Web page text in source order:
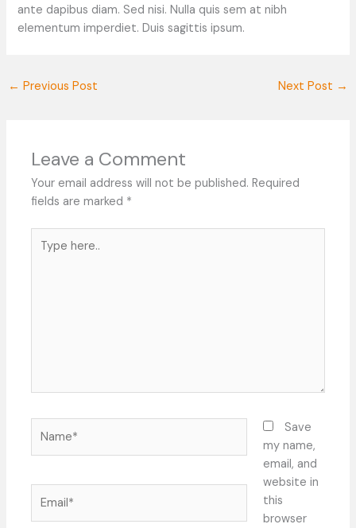
ante dapibus diam. Sed nisi. Nulla quis sem at nibh
elementum imperdiet. Duis sagittis ipsum.
← Previous Post Next Post →
Leave a Comment
Your email address will not be published. Required
fields are marked *
here..
Save
my name,
email, and
website in
this
browser